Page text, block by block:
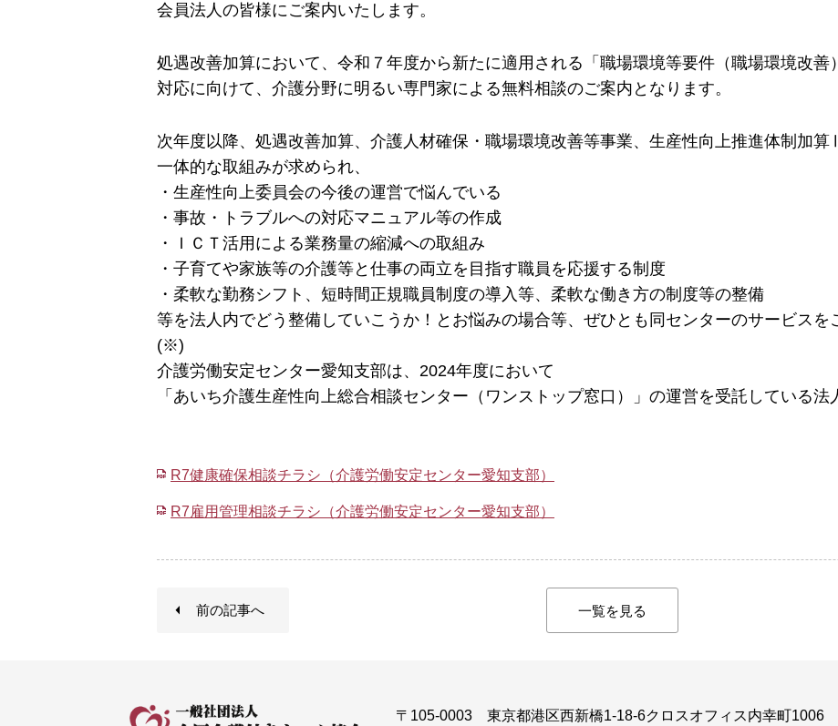
会員法人の皆様にご案内いたします。
処遇改善加算において、令和７年度から新たに適用される「職場環境等要件（職場環境改善
対応に向けて、介護分野に明るい専門家による無料相談のご案内となります。
次年度以降、処遇改善加算、介護人材確保・職場環境改善等事業、生産性向上推進体制加
一体的な取組みが求められ、
・生産性向上委員会の今後の運営で悩んでいる
・事故・トラブルへの対応マニュアル等の作成
・ＩＣＴ活用による業務量の縮減への取組み
・子育てや家族等の介護等と仕事の両立を目指す職員を応援する制度
・柔軟な勤務シフト、短時間正規職員制度の導入等、柔軟な働き方の制度等の整備
等を法人内でどう整備していこうか！とお悩みの場合等、ぜひとも同センターのサービスを
(※)
介護労働安定センター愛知支部は、2024年度において
「あいち介護生産性向上総合相談センター（ワンストップ窓口）」の運営を受託している法
R7健康確保相談チラシ（介護労働安定センター愛知支部）
R7雇用管理相談チラシ（介護労働安定センター愛知支部）
前の記事へ 一覧を見る
〒105-0003 東京都港区西新橋1-18-6クロスオフィス内幸町1006